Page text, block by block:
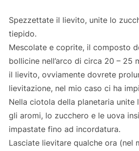
Spezzettate il lievito, unite lo
tiepido.
Mescolate e coprite, il composto
bollicine nell’arco di circa 20 – 25
il lievito, ovviamente dovrete
lievitazione, nel mio caso ci ha
Nella ciotola della planetaria unite
gli aromi, lo zucchero e le uova
impastate fino ad incordatura.
Lasciate lievitare qualche ora (nel